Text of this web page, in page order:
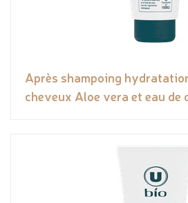
Après shampoing
cheveux Aloe vera et eau de